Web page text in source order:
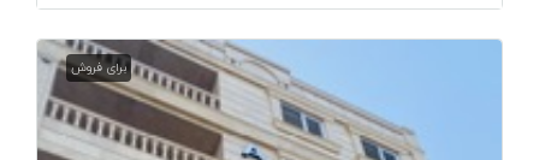
برای فروش